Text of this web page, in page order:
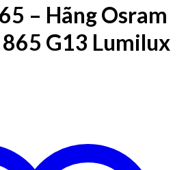
– Hãng Osram
G13 Lumilux